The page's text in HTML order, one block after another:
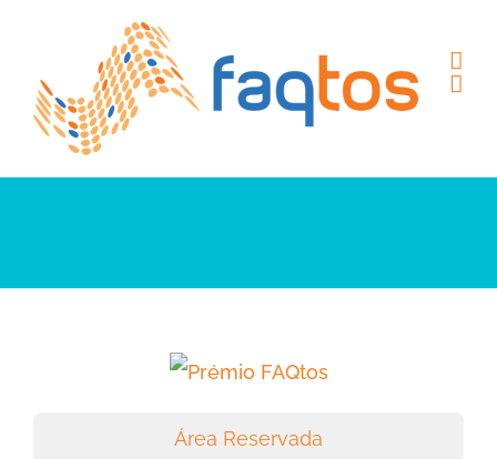
content
Área Reservada